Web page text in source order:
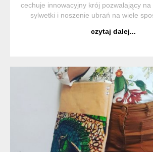
cechuje innowacyjny krój pozwalający
sylwetki i noszenie ubrań na wiele
brandu, ale też własnoręcznie
czytaj dalej...